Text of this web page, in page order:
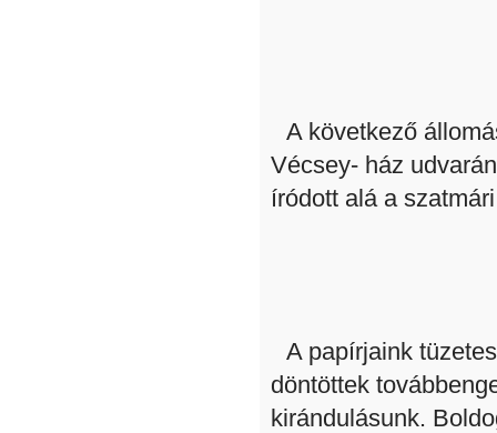
A következő
Vécsey- ház
íródott alá a
A papírjaink
döntöttek
kirándulásunk.